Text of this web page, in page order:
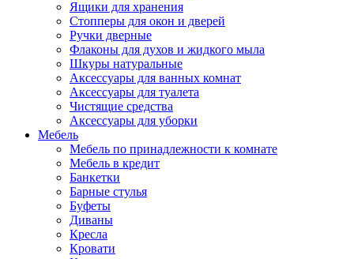
Ящики для хранения
Стопперы для окон и дверей
Ручки дверные
Флаконы для духов и жидкого мыла
Шкуры натуральные
Аксессуары для ванных комнат
Аксессуары для туалета
Чистящие средства
Аксессуары для уборки
Мебель
Мебель по принадлежности к комнате
Мебель в кредит
Банкетки
Барные стулья
Буфеты
Диваны
Кресла
Кровати